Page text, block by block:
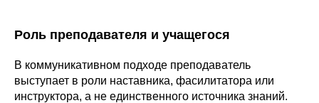
Роль преподавателя и учащегося
В коммуникативном подходе преподаватель
выступает в роли наставника, фасилитатора или
инструктора, а не единственного источника знаний.